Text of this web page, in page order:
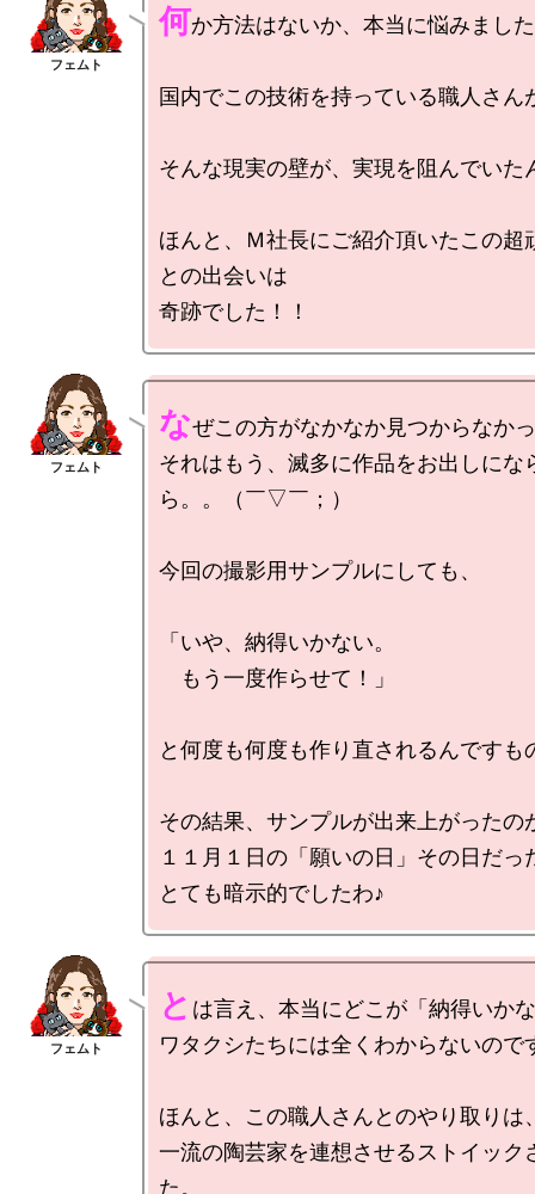
何か方法はないか、本当に悩みまし
国内でこの技術を持っている職人さん
そんな現実の壁が、実現を阻んでいた
ほんと、Ｍ社長にご紹介頂いたこの超
との出会いは
なぜこの方がなかなか見つからなか
それはもう、滅多に作品をお出しにな
ら。。（￣▽￣；）
今回の撮影用サンプルにしても、
「いや、納得いかない。
もう一度作らせて！」
と何度も何度も作り直されるんですも
その結果、サンプルが出来上がったの
１１月１日の「願いの日」その日だっ
と は言え、本当にどこが「納得いか
ワタクシたちには全くわからないので
ほんと、この職人さんとのやり取りは
一流の陶芸家を連想させるストイック
た。